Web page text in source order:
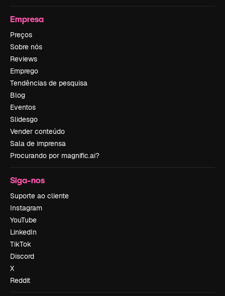
Empresa
Preços
Sobre nós
Reviews
Emprego
Tendências de pesquisa
Blog
Eventos
Slidesgo
Vender conteúdo
Sala de imprensa
Procurando por magnific.ai?
Siga-nos
Suporte ao cliente
Instagram
YouTube
LinkedIn
TikTok
Discord
X
Reddit